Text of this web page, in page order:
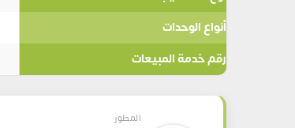
أنواع الوحدات
رقم خدمة المبيعات
المطور